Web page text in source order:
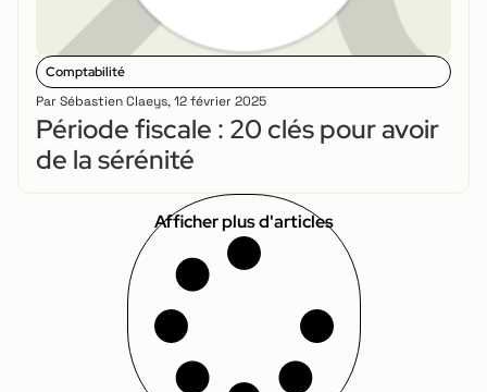
Comptabilité
Par Sébastien Claeys,12 février 2025
Période fiscale : 20 clés pour avoir
de la sérénité
Afficher plus d'articles